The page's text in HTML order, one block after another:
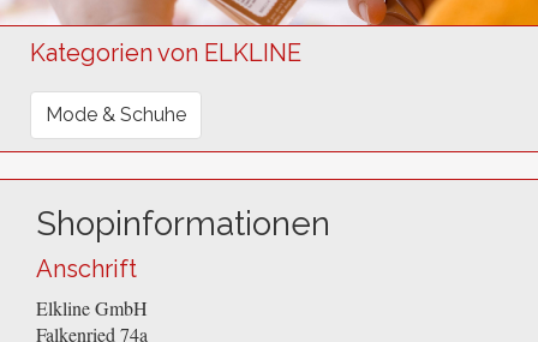
Kategorien von ELKLINE
Mode & Schuhe
Shopinformationen
Anschrift
Elkline GmbH
Falkenried 74a